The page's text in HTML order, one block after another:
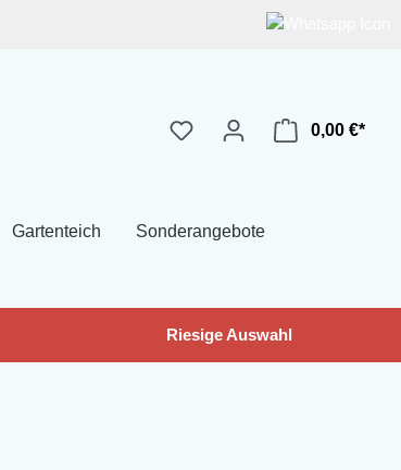
0,00 €*
Gartenteich Sonderangebote
Riesige Auswahl